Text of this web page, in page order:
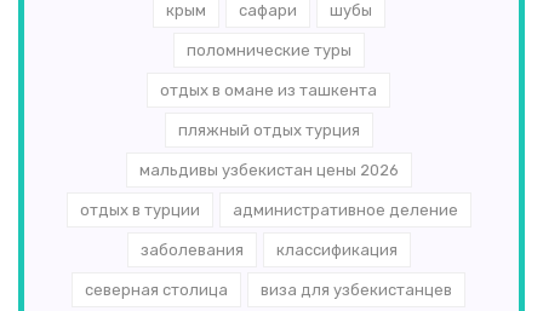
крым сафари шубы
поломнические туры
отдых в омане из ташкента
пляжный отдых турция
мальдивы узбекистан цены 2026
отдых в турции административное деление
заболевания классификация
северная столица виза для узбекистанцев